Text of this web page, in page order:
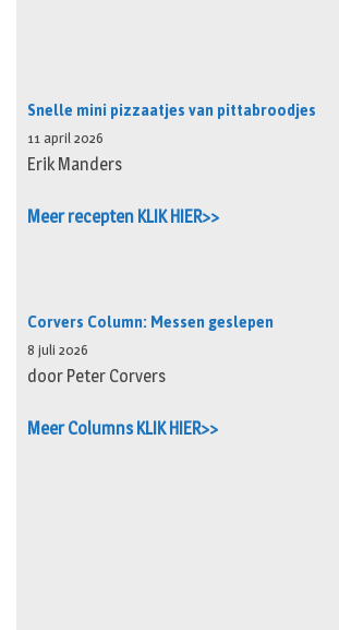
Snelle mini pizzaatjes van pittabroodjes
11 april 2026
Erik Manders
Meer recepten KLIK HIER>>
Corvers Column: Messen geslepen
8 juli 2026
door Peter Corvers
Meer Columns KLIK HIER>>